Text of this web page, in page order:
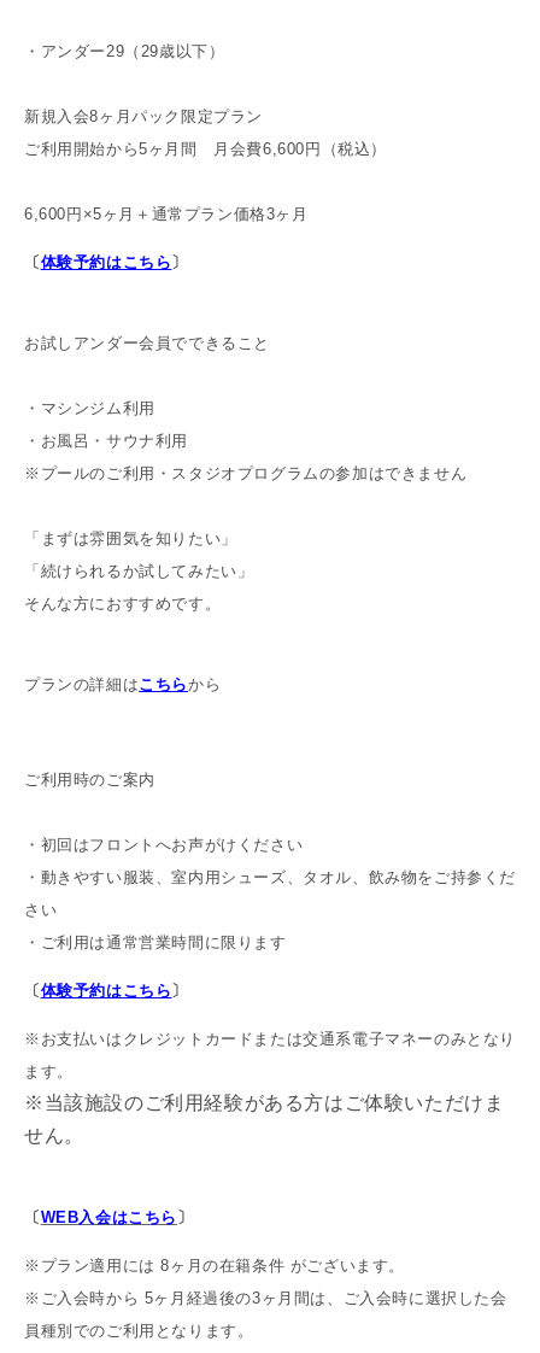
・アンダー29（29歳以下）
新規入会8ヶ月パック限定プラン
ご利用開始から5ヶ月間 月会費6,600円（税込）
6,600円×5ヶ月＋通常プラン価格3ヶ月
〔 体験予約はこちら 〕
お試しアンダー会員でできること
・マシンジム利用
・お風呂・サウナ利用
※プールのご利用・スタジオプログラムの参加はできません
「まずは雰囲気を知りたい」
「続けられるか試してみたい」
そんな方におすすめです。
プランの詳細はこちらから
ご利用時のご案内
・初回はフロントへお声がけください
・動きやすい服装、室内用シューズ、タオル、飲み物をご持参くだ
さい
・ご利用は通常営業時間に限ります
〔 体験予約はこちら 〕
※お支払いはクレジットカードまたは交通系電子マネーのみとなり
ます。
※当該施設のご利用経験がある方はご体験いただけま
せん。
〔 WEB入会はこちら 〕
※プラン適用には 8ヶ月の在籍条件 がございます。
※ご入会時から 5ヶ月経過後の3ヶ月間は、ご入会時に選択した会
員種別でのご利用となります。